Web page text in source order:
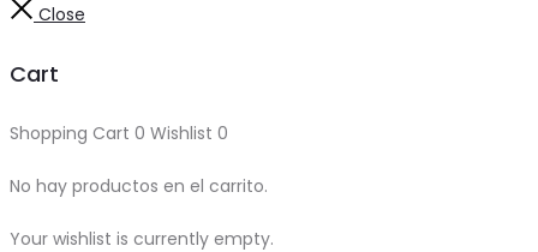
Close
Cart
Shopping Cart 0 Wishlist 0
No hay productos en el carrito.
Your wishlist is currently empty.